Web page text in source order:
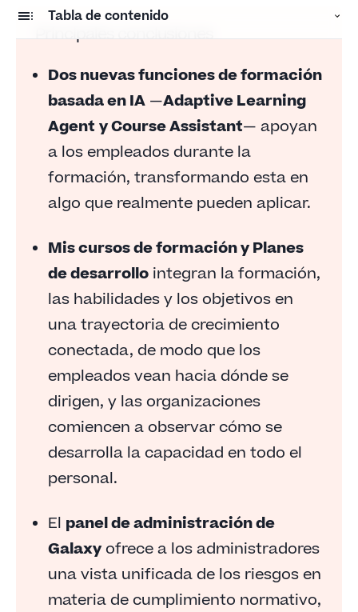
Tabla de contenido
Formación personalizada a gran escala, sin
necesidad de selección ni trabajo administrativo
adicionales
Un camino claro desde la formación hasta el
crecimiento
Un solo lugar para administrar los programas y
reducir riesgos
Principales conclusiones
Dos nuevas funciones de formación
basada en IA —Adaptive Learning
Agent y Course Assistant— apoyan
a los empleados durante la
formación, transformando esta en
algo que realmente pueden aplicar.
Mis cursos de formación y Planes
de desarrollo integran la formación,
las habilidades y los objetivos en
una trayectoria de crecimiento
conectada, de modo que los
empleados vean hacia dónde se
dirigen, y las organizaciones
comiencen a observar cómo se
desarrolla la capacidad en todo el
personal.
El panel de administración de
Galaxyofrece a los administradores
una vista unificada de los riesgos en
materia de cumplimiento normativo,